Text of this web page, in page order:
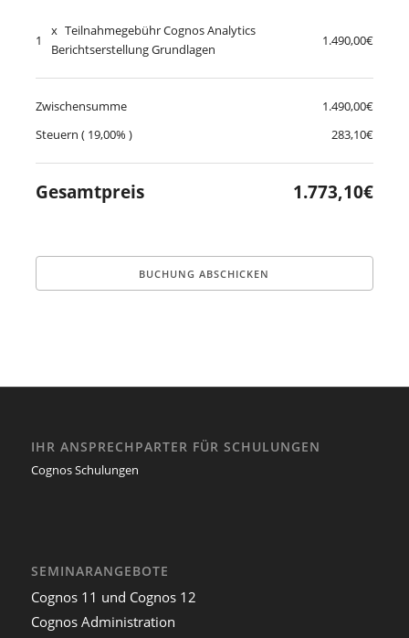
1
x Teilnahmegebühr Cognos Analytics
Berichtserstellung Grundlagen
1.490,00€
Zwischensumme
1.490,00€
Steuern ( 19,00% )
283,10€
Gesamtpreis 1.773,10€
IHR ANSPRECHPARTER FÜR SCHULUNGEN
Cognos Schulungen
SEMINARANGEBOTE
Cognos 11 und Cognos 12
Cognos Administration